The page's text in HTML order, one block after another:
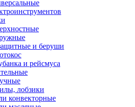
и беруши
и рейсмуса
лобзики
конвекторные